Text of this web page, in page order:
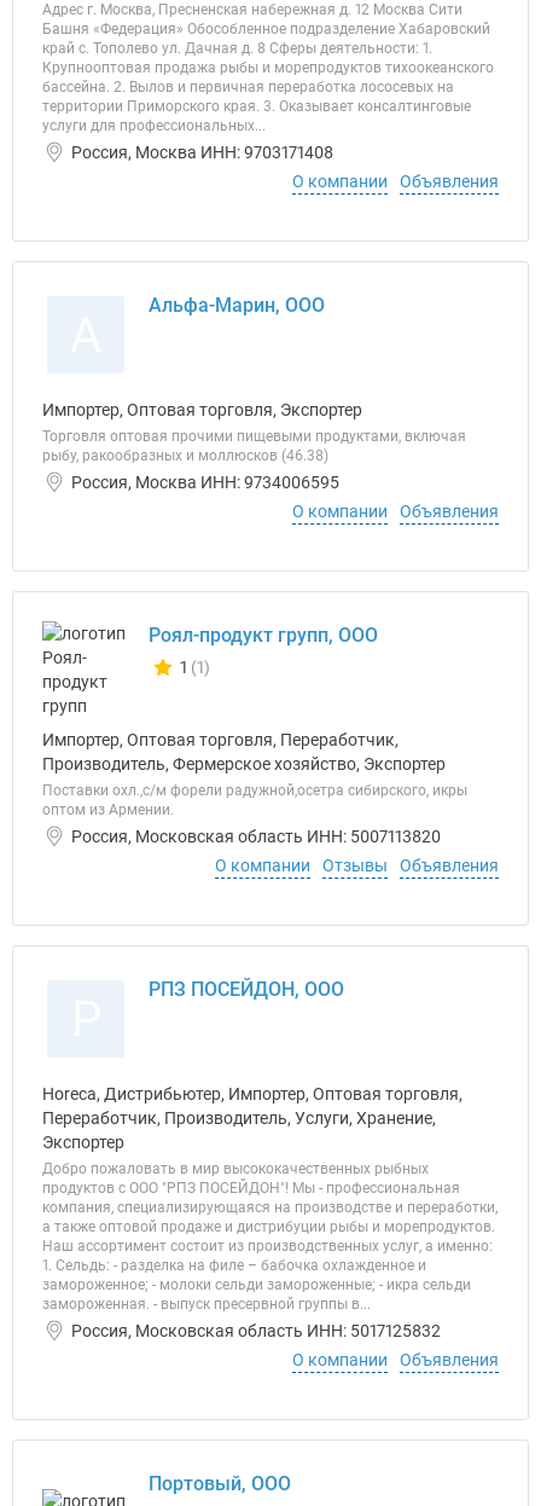
Адрес г. Москва, Пресненская набережная д. 12 Москва Сити
Башня «Федерация» Обособленное подразделение Хабаровский
край с. Тополево ул. Дачная д. 8 Сферы деятельности: 1.
Крупнооптовая продажа рыбы и морепродуктов тихоокеанского
бассейна. 2. Вылов и первичная переработка лососевых на
территории Приморского края. 3. Оказывает консалтинговые
услуги для профессиональных...
Россия, Москва ИНН: 9703171408
О компании
Объявления
Альфа-Марин, ООО
Импортер, Оптовая торговля, Экспортер
Торговля оптовая прочими пищевыми продуктами, включая
рыбу, ракообразных и моллюсков (46.38)
Россия, Москва ИНН: 9734006595
О компании
Объявления
Роял-продукт групп, ООО
Количество отзывов у компании всего и сегодня
1 (1)
Импортер, Оптовая торговля, Переработчик,
Производитель, Фермерское хозяйство, Экспортер
Поставки охл.,с/м форели радужной,осетра сибирского, икры
оптом из Армении.
Россия, Московская область ИНН: 5007113820
О компании
Отзывы Объявления
РПЗ ПОСЕЙДОН, ООО
Horeca, Дистрибьютер, Импортер, Оптовая торговля,
Переработчик, Производитель, Услуги, Хранение,
Экспортер
Добро пожаловать в мир высококачественных рыбных
продуктов с ООО "РПЗ ПОСЕЙДОН"! Мы - профессиональная
компания, специализирующаяся на производстве и переработки,
а также оптовой продаже и дистрибуции рыбы и морепродуктов.
Наш ассортимент состоит из производственных услуг, а именно:
1. Сельдь: - разделка на филе – бабочка охлажденное и
замороженное; - молоки сельди замороженные; - икра сельди
замороженная. - выпуск пресервной группы в...
Россия, Московская область ИНН: 5017125832
О компании
Объявления
Портовый, ООО